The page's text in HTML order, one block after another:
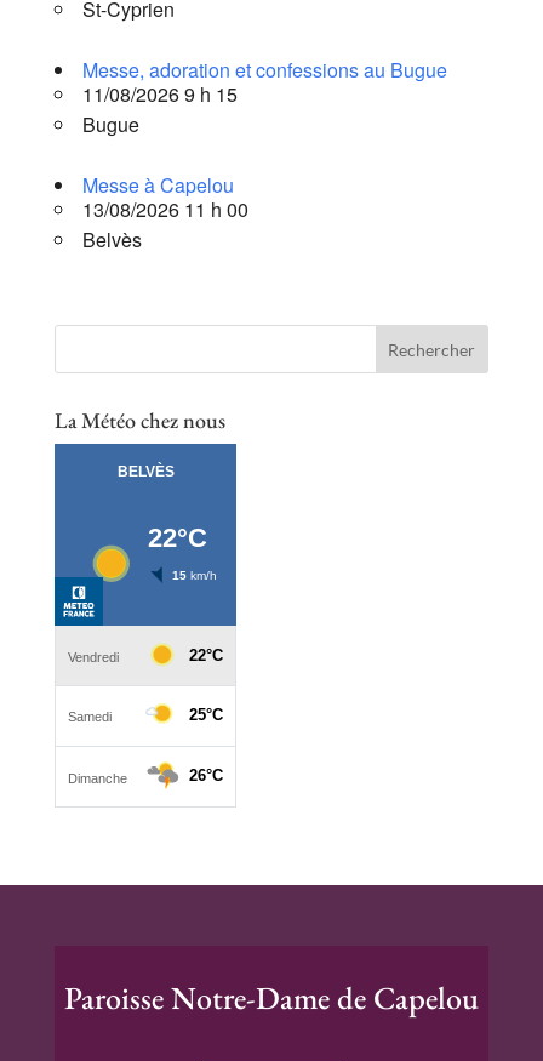
St-Cyprien
Messe, adoration et confessions au Bugue
11/08/2026 9 h 15
Bugue
Messe à Capelou
13/08/2026 11 h 00
Belvès
La Météo chez nous
Paroisse Notre-Dame de Capelou